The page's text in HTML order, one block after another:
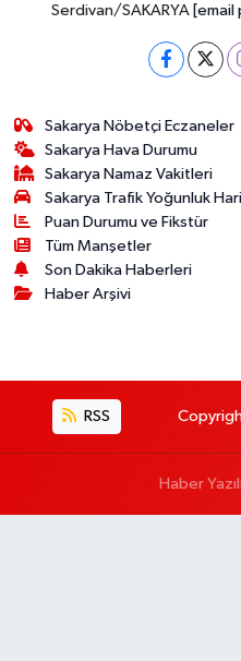
Serdivan/SAKARYA
Sakarya Nöbetçi Eczaneler
Sakarya Hava Durumu
Sakarya Namaz Vakitleri
Sakarya Trafik Yoğunluk
Puan Durumu ve Fikstür
Tüm Manşetler
Son Dakika Haberleri
Haber Arşivi
RSS
Haber